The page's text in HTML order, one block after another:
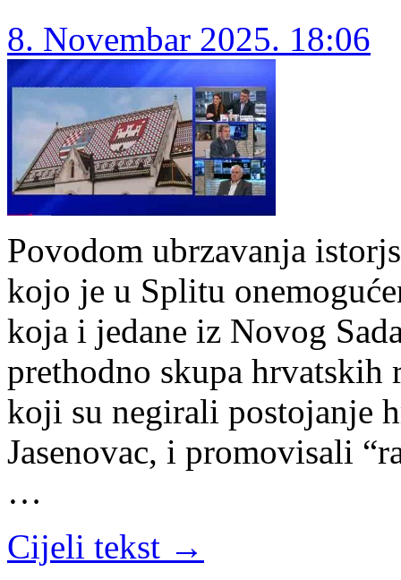
8. Novembar 2025. 18:06
Povodom ubrzavanja
kojo je u Splitu
koja i jedane iz Novog
prethodno skupa hrvatskih
koji su negirali postojanje
Jasenovac, i promovisali
…
Cijeli tekst →